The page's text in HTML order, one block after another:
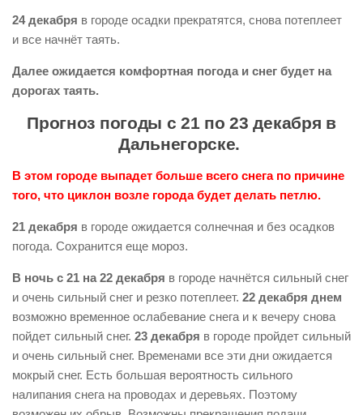
24 декабря в городе осадки прекратятся, снова потеплеет
и все начнёт таять.
Далее ожидается комфортная погода и снег будет на
дорогах таять.
Прогноз погоды с 21 по 23 декабря в
Дальнегорске.
В этом городе выпадет больше всего снега по причине
того, что циклон возле города будет делать петлю.
21 декабря в городе ожидается солнечная и без осадков
погода. Сохранится еще мороз.
В ночь с 21 на 22 декабря в городе начнётся сильный снег
и очень сильный снег и резко потеплеет. 22 декабря днем
возможно временное ослабевание снега и к вечеру снова
пойдет сильный снег. 23 декабря в городе пройдет сильный
и очень сильный снег. Временами все эти дни ожидается
мокрый снег. Есть большая вероятность сильного
налипания снега на проводах и деревьях. Поэтому